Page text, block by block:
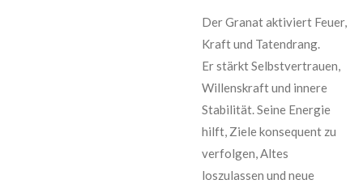
Der Granat aktiviert Feuer,
Kraft und Tatendrang.
Er stärkt Selbstvertrauen,
Willenskraft und innere
Stabilität. Seine Energie
hilft, Ziele konsequent zu
verfolgen, Altes
loszulassen und neue